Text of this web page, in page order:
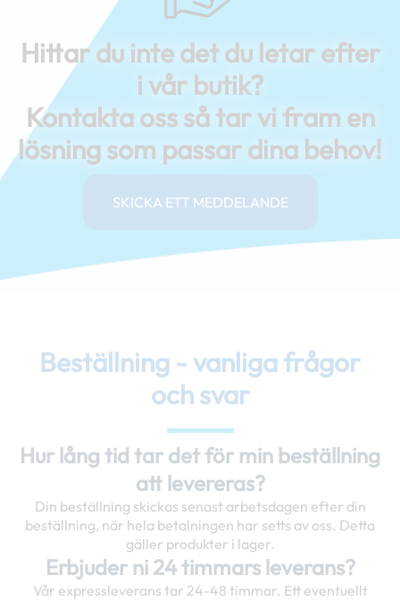
Hittar du inte det du letar efter
i vår butik?
Kontakta oss så tar vi fram en
lösning som passar dina behov!
SKICKA ETT MEDDELANDE
Beställning - vanliga frågor
och svar
Hur lång tid tar det för min beställning
att levereras?
Din beställning skickas senast arbetsdagen efter din
beställning, när hela betalningen har setts av oss. Detta
gäller produkter i lager.
Erbjuder ni 24 timmars leverans?
Vår expressleverans tar 24-48 timmar. Ett eventuellt